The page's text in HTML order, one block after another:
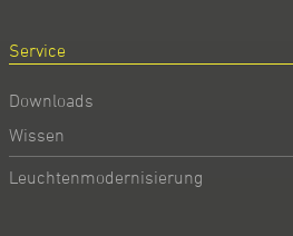
Service
Downloads
Wissen
Leuchtenmodernisierung